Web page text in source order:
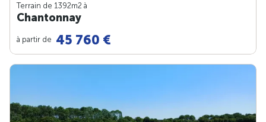
Terrain de 1392m2 à
Chantonnay
à partir de 45 760 €